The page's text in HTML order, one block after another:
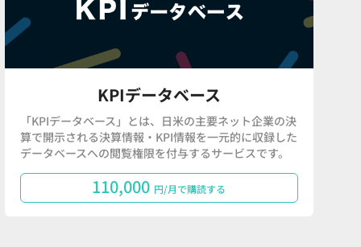
KPIデータベース
「KPIデータベース」とは、日米の主要ネット企業の決
算で開示される決算情報・KPI情報を一元的に収録した
データベースへの閲覧権限を付与するサービスです。
110,000 円/月で購読する